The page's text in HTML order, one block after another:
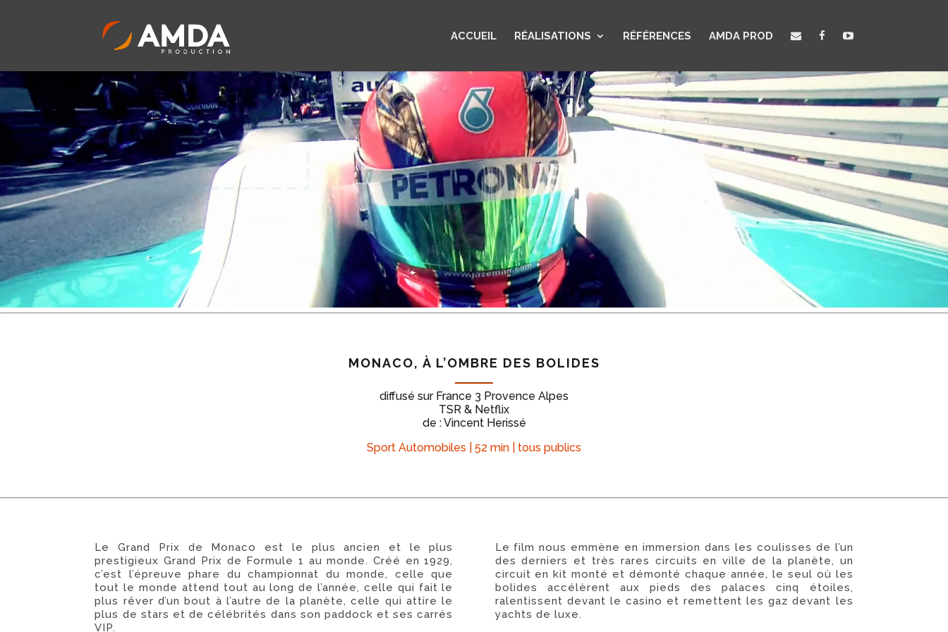
ACCUEIL RÉALISATIONS RÉFÉRENCES AMDA PROD
MONACO, À L’OMBRE DES BOLIDES
diffusé sur France 3 Provence Alpes
TSR & Netflix
de : Vincent Herissé
Sport Automobiles | 52 min | tous publics
Le Grand Prix de Monaco est le plus ancien et le plus
prestigieux Grand Prix de Formule 1 au monde. Créé en 1929,
c’est l’épreuve phare du championnat du monde, celle que
tout le monde attend tout au long de l’année, celle qui fait le
plus rêver d’un bout à l’autre de la planète, celle qui attire le
plus de stars et de célébrités dans son paddock et ses carrés
VIP.
Le film nous emmène en immersion dans les coulisses de l’un
des derniers et très rares circuits en ville de la planète, un
circuit en kit monté et démonté chaque année, le seul où les
bolides accélèrent aux pieds des palaces cinq étoiles,
ralentissent devant le casino et remettent les gaz devant les
yachts de luxe.